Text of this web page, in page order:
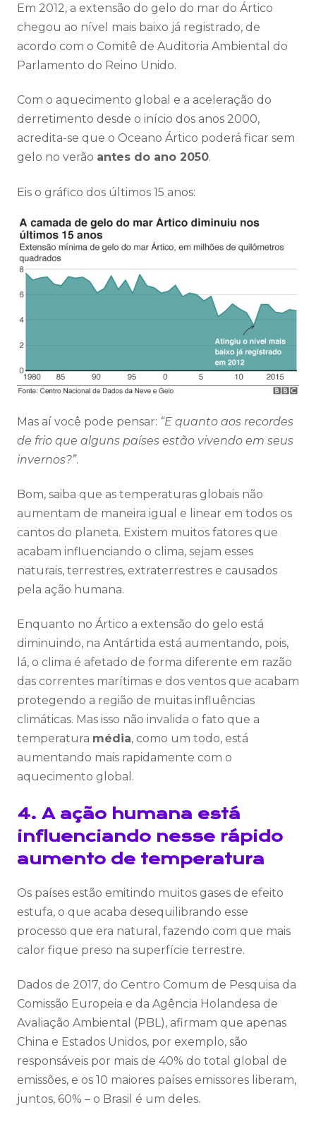
Em 2012, a extensão do gelo do mar do Ártico
chegou ao nível mais baixo já registrado, de
acordo com o Comitê de Auditoria Ambiental do
Parlamento do Reino Unido.
Com o aquecimento global e a aceleração do
derretimento desde o início dos anos 2000,
acredita-se que o Oceano Ártico poderá ficar sem
gelo no verão antes do ano 2050.
Eis o gráfico dos últimos 15 anos:
Mas aí você pode pensar: “E quanto aos recordes
de frio que alguns países estão vivendo em seus
invernos?”.
Bom, saiba que as temperaturas globais não
aumentam de maneira igual e linear em todos os
cantos do planeta. Existem muitos fatores que
acabam influenciando o clima, sejam esses
naturais, terrestres, extraterrestres e causados
pela ação humana.
Enquanto no Ártico a extensão do gelo está
diminuindo, na Antártida está aumentando, pois,
lá, o clima é afetado de forma diferente em razão
das correntes marítimas e dos ventos que acabam
protegendo a região de muitas influências
climáticas. Mas isso não invalida o fato que a
temperatura média, como um todo, está
aumentando mais rapidamente com o
aquecimento global.
4. A ação humana está
influenciando nesse rápido
aumento de temperatura
Os países estão emitindo muitos gases de efeito
estufa, o que acaba desequilibrando esse
processo que era natural, fazendo com que mais
calor fique preso na superfície terrestre.
Dados de 2017, do Centro Comum de Pesquisa da
Comissão Europeia e da Agência Holandesa de
Avaliação Ambiental (PBL), afirmam que apenas
China e Estados Unidos, por exemplo, são
responsáveis por mais de 40% do total global de
emissões, e os 10 maiores países emissores liberam,
juntos, 60% ­– o Brasil é um deles.